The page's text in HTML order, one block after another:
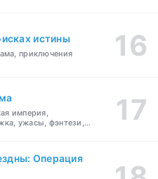
истины
приключения
империя,
ужасы, фэнтези,
Операция